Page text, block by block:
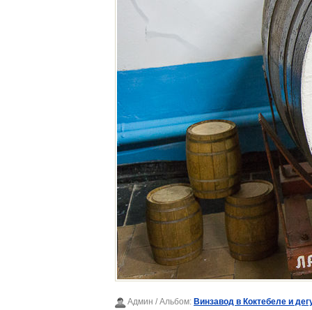
Админ / Альбом: Винзавод в Коктебеле и